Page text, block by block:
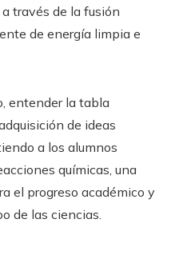
través de la fusión
de energía limpia e
entender la tabla
de ideas
a los alumnos
químicas, una
el progreso académico y
de las ciencias.